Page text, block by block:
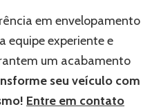
em envelopamento
equipe experiente e
um acabamento
seu veículo com
Entre em contato